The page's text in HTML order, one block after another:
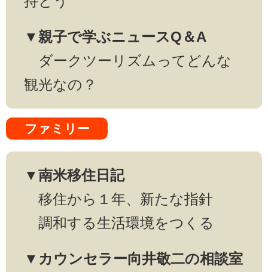
▼親子で学ぶニュースQ＆A
ダークツーリズムってどんな
観光なの？
ファミリー
▼南米移住日記
移住から１年、新たな指針
調和する生活環境をつくる
▼カウンセラー向井敬二の相談室